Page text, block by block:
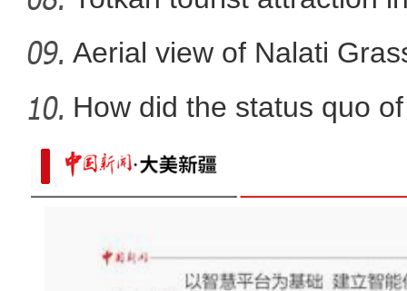
【百万庄小课堂】吃西梅真
Aerial view of Nalati
How did the status quo